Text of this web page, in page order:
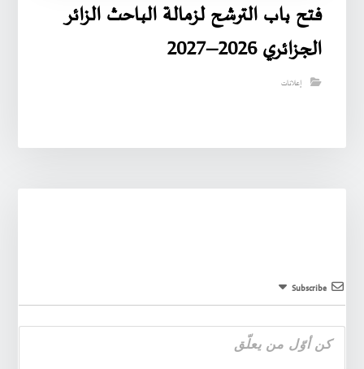
فتح باب الترشح لزمالة الباحث الزائر
الجزائري 2026–2027
إعلانات
Subscribe